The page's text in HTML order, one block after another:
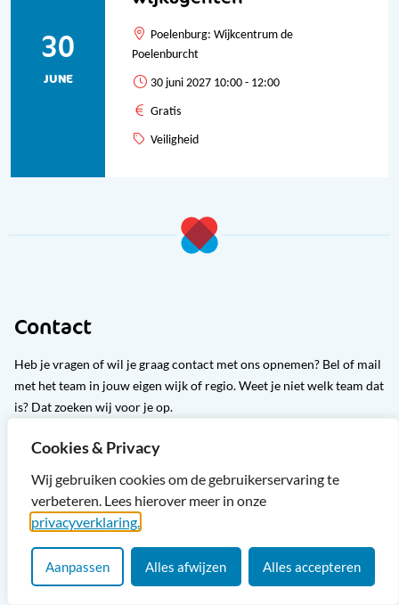
Cookies & Privacy
Wij gebruiken cookies om de gebruikerservaring te
verbeteren. Lees hierover meer in onze
privacyverklaring.
Aanpassen Alles afwijzen Alles accepteren
30
JUNE
Poelenburg: Wijkcentrum de
Poelenburcht
30 juni 2027 10:00 - 12:00
Gratis
Veiligheid
Contact
Heb je vragen of wil je graag contact met ons opnemen? Bel of mail
met het team in jouw eigen wijk of regio. Weet je niet welk team dat
is? Dat zoeken wij voor je op.
Bekijk alle wijkteams
Snel naar
Hulp bij